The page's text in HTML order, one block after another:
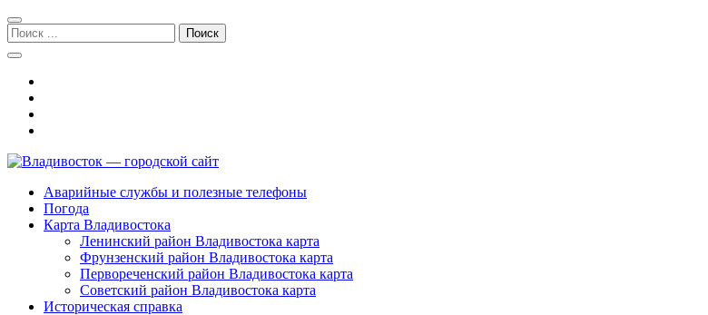
Перейти
к
навигации
Перейти
к
содержимому
Поиск:
Владивосток — городской сайт
Аварийные службы и полезные телефоны
Погода
Карта Владивостока
Ленинский район Владивостока карта
Фрунзенский район Владивостока карта
Первореченский район Владивостока карта
Советский район Владивостока карта
Историческая справка